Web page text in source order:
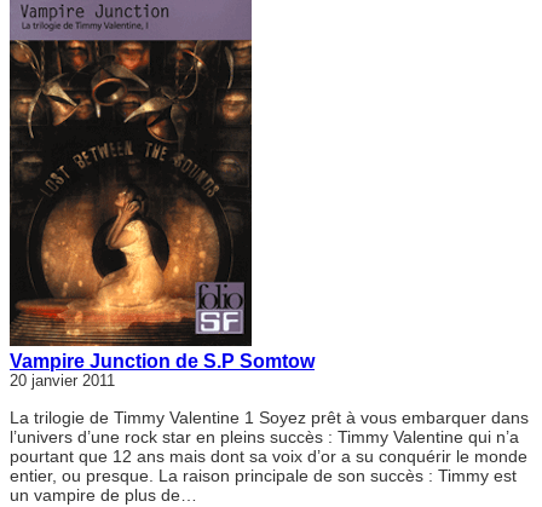
Vampire Junction de S.P Somtow
20 janvier 2011
La trilogie de Timmy Valentine 1 Soyez prêt à vous embarquer dans
l’univers d’une rock star en pleins succès : Timmy Valentine qui n’a
pourtant que 12 ans mais dont sa voix d’or a su conquérir le monde
entier, ou presque. La raison principale de son succès : Timmy est
un vampire de plus de…